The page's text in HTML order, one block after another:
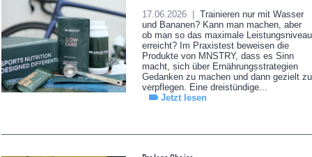
17.06.2026 |
Trainieren nur mit Wasser
und Bananen? Kann man machen, aber
ob man so das maximale Leistungsniveau
erreicht? Im Praxistest beweisen die
Produkte von MNSTRY, dass es Sinn
macht, sich über Ernährungsstrategien
Gedanken zu machen und dann gezielt zu
verpflegen. Eine dreistündige...
Jetzt lesen